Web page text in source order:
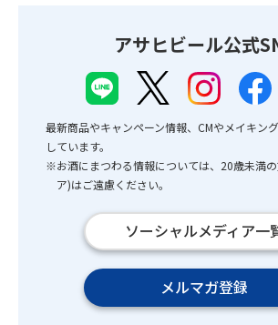
アサヒビール公式
最新商品やキャンペーン情報、CMやメイキン
しています。
※お酒にまつわる情報については、20歳未満
ア)はご遠慮ください。
ソーシャルメディア一
メルマガ登録